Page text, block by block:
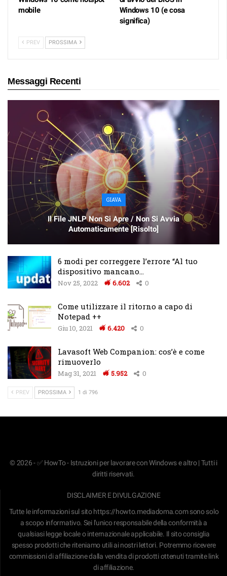
mobile
Windows 10 (e cosa
significa)
PREV PROSSIMA
Messaggi Recenti
GIAVA
Il File JNLP Non Si Apre / Non Si Avvia
Automaticamente [Risolto]
6 modi per correggere l’errore “Al tuo
dispositivo mancano…
Nov 25, 2022 6.602 0
Come utilizzare il ritorno a capo di
Notepad ++
Giu 10, 2021 6.420 0
Lavasoft Web Companion: cos’è e come
rimuoverlo
Mag 31, 2021 5.952 0
PREV PROSSIMA 1 di 796
© 2026 - ✅ HowTo - Istruzioni per lavorare con Windows e altro | Tutti i
diritti riservati.
DISCLAIMER E DIVULGAZIONE
Tutte le informazioni sul sitohttps://howto.mediadoma.comsono solo
a scopo informativo. Sei l'unico responsabile della conformità a
qualsiasi legge locale o internazionale applicabile. Il sito consiglia
spesso prodotti che riteniamo utili ai nostri lettori. Potremmo ricevere
commissioni di affiliazione dalla vendita di prodotti ottenuti tramite link
di affiliazione.